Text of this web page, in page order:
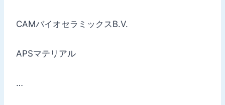
CAMバイオセラミックスB.V.
APSマテリアル
…